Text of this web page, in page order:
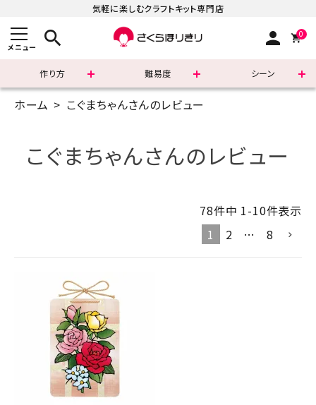
気軽に楽しむクラフトキット専門店
メニュー search person 0
作り方 難易度 シーン
まずはこちら
診断チャート
ジャンルで選ぶ
レビューを見る
コーポレートサイト
ホーム こぐまちゃんさんのレビュー
こぐまちゃんさんのレビュー
78件中 1-10件表示
1
2 … 8